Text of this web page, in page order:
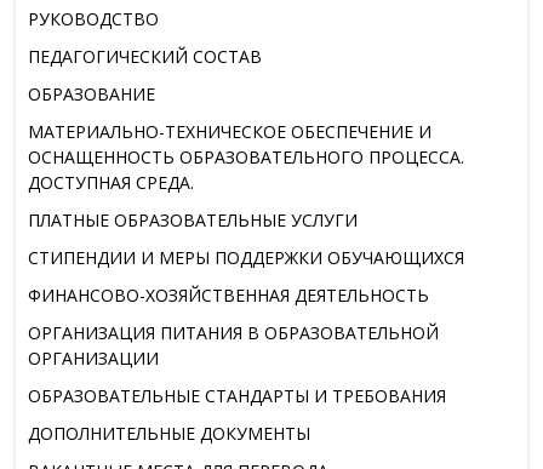
РУКОВОДСТВО
ПЕДАГОГИЧЕСКИЙ СОСТАВ
ОБРАЗОВАНИЕ
МАТЕРИАЛЬНО-ТЕХНИЧЕСКОЕ ОБЕСПЕЧЕНИЕ И
ОСНАЩЕННОСТЬ ОБРАЗОВАТЕЛЬНОГО ПРОЦЕССА.
ДОСТУПНАЯ СРЕДА.
ПЛАТНЫЕ ОБРАЗОВАТЕЛЬНЫЕ УСЛУГИ
СТИПЕНДИИ И МЕРЫ ПОДДЕРЖКИ ОБУЧАЮЩИХСЯ
ФИНАНСОВО-ХОЗЯЙСТВЕННАЯ ДЕЯТЕЛЬНОСТЬ
ОРГАНИЗАЦИЯ ПИТАНИЯ В ОБРАЗОВАТЕЛЬНОЙ
ОРГАНИЗАЦИИ
ОБРАЗОВАТЕЛЬНЫЕ СТАНДАРТЫ И ТРЕБОВАНИЯ
ДОПОЛНИТЕЛЬНЫЕ ДОКУМЕНТЫ